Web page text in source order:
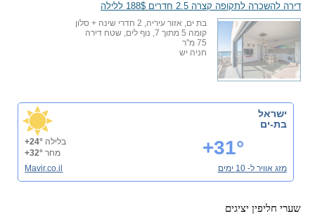
דירה להשכרה לתקופה קצרה 2.5 חדרים 188$ ללילה
בת ים, אזור עיריה, 2 חדרי שינה + סלון
קומה 5 מתוך 7, נוף לים, שטח דירה
75 מ"ר
חניה יש
ישראל
בת-ים
+31° בלילה +24°
מחר +32°
מזג אוויר ל- 10 ימים
Mavir.co.il
שערי חליפין יציגים